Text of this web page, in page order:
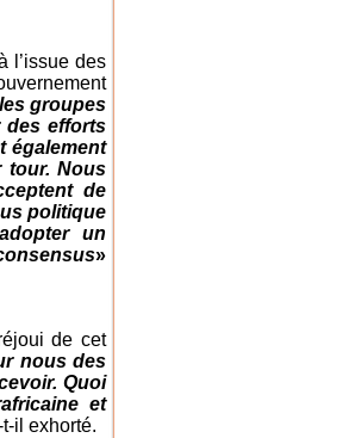
l’issue des
groupes
des efforts
également
tour. Nous
de
politique
un
»
de cet
nous des
Quoi
et
t-il exhorté.